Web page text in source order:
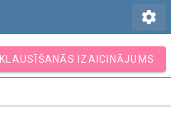
settings
KLAUSĪŠANĀS IZAICINĀJUMS